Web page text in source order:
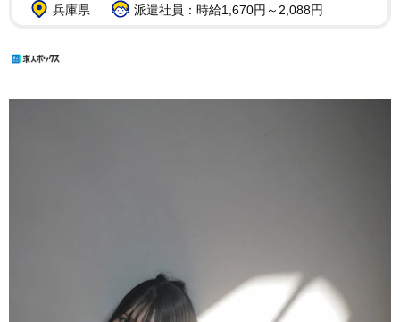
兵庫県
派遣社員：時給1,670円～2,088円